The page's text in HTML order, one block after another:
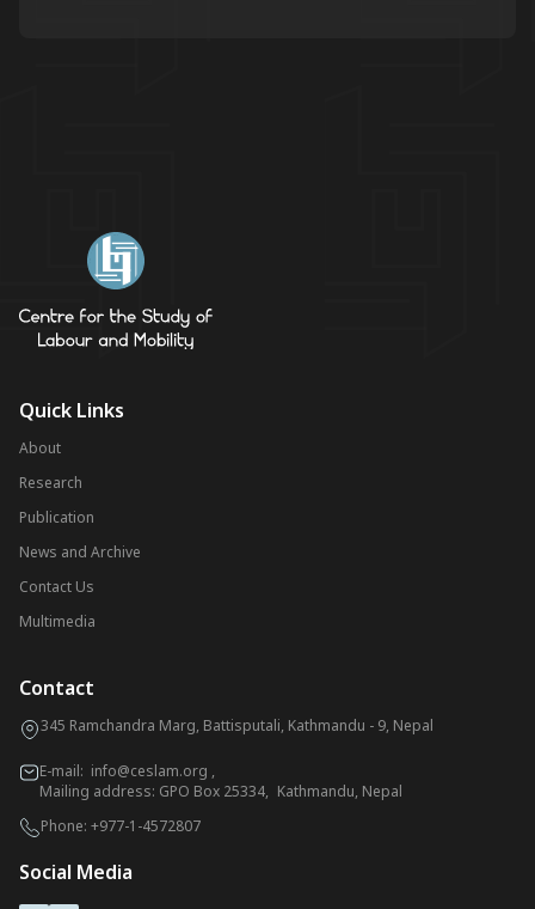
Quick Links
About
Research
Publication
News and Archive
Contact Us
Multimedia
Contact
345 Ramchandra Marg, Battisputali, Kathmandu - 9, Nepal
E-mail: info@ceslam.org ,
Mailing address: GPO Box 25334, Kathmandu, Nepal
Phone: +977-1-4572807
Social Media